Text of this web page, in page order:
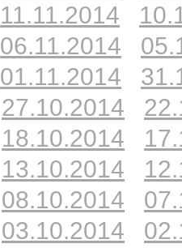
11.11.2014
06.11.2014
01.11.2014
27.10.2014
18.10.2014
13.10.2014
08.10.2014
03.10.2014